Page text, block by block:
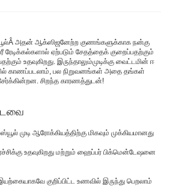
ஈ கேப்ஸ்யூலின் நன்மைகள்
ஈ பயன்பாடு
Â அதன் ஆக்ஸிஜனேற்ற குணங்களுக்காக நன்கு
ரேடிக்கல்களால் ஏற்படும் சேதத்தைக் குறைப்பதற்கும்
உதவுகிறது. இருந்தாலும்முடிக்கு வைட்டமின் ஈ
காணப்படலாம், பல நிறுவனங்கள் அதை தங்கள்
சிறந்த காரணத்துடன்!
முடி ஆரோக்கியத்திற்கு மிகவும் முக்கியமானது
உதவுகிறது மற்றும் ஹைப்பர் பிக்மென்டேஷனை
குறிப்பிட்ட உணவில் இருந்து பெறலாம்